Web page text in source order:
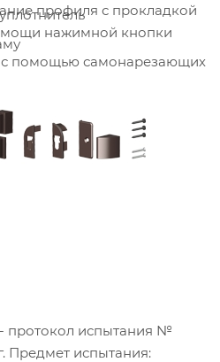
профиля с прокладкой
нажимной кнопки
с помощью самонарезающих
протокол испытания №
Предмет испытания: